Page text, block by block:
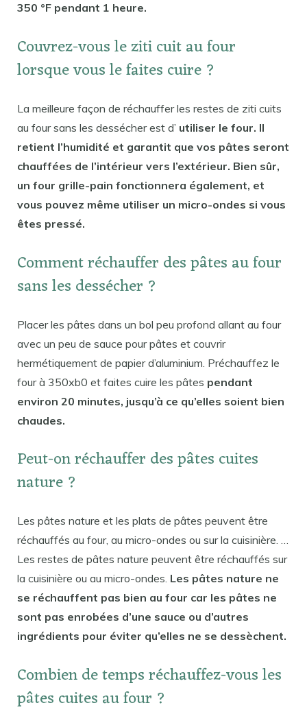
350 °F pendant 1 heure.
Couvrez-vous le ziti cuit au four
lorsque vous le faites cuire ?
La meilleure façon de réchauffer les restes de ziti cuits
au four sans les dessécher est d’ utiliser le four. Il
retient l’humidité et garantit que vos pâtes seront
chauffées de l’intérieur vers l’extérieur. Bien sûr,
un four grille-pain fonctionnera également, et
vous pouvez même utiliser un micro-ondes si vous
êtes pressé.
Comment réchauffer des pâtes au four
sans les dessécher ?
Placer les pâtes dans un bol peu profond allant au four
avec un peu de sauce pour pâtes et couvrir
hermétiquement de papier d’aluminium. Préchauffez le
four à 350xb0 et faites cuire les pâtes pendant
environ 20 minutes, jusqu’à ce qu’elles soient bien
chaudes.
Peut-on réchauffer des pâtes cuites
nature ?
Les pâtes nature et les plats de pâtes peuvent être
réchauffés au four, au micro-ondes ou sur la cuisinière. …
Les restes de pâtes nature peuvent être réchauffés sur
la cuisinière ou au micro-ondes. Les pâtes nature ne
se réchauffent pas bien au four car les pâtes ne
sont pas enrobées d’une sauce ou d’autres
ingrédients pour éviter qu’elles ne se dessèchent.
Combien de temps réchauffez-vous les
pâtes cuites au four ?